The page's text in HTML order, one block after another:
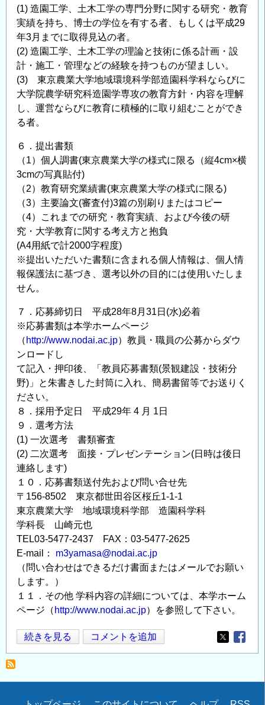
(1) 造園工学、土木工学の専門分野に関する研究・教育
実績を持ち、博士の学位を有する者、もしくは平成29
年3月までに取得見込の者。
(2) 造園工学、土木工学の理論と技術に係る計画・設
計・施工・管理などの経験を持つものが望ましい。
(3) 東京農業大学地域環境科学部造園科学科ならびに
大学院農学研究科造園学専攻の教育方針・内容を理解
し、運営ならびに教育に積極的に取り組むことができ
る者。
６．提出書類
（1）個人調書(東京農業大学の様式に限る（縦4cm×横
3cmの写真貼付)
（2）教育研究業績書(東京農業大学の様式に限る)
（3）主要論文(審査付)3篇の別刷りまたはコピー
（4）これまでの研究・教育実績、および今後の研
究・大学教育に関する考え方と抱負
(A4用紙で計2000字程度)
※提出いただいた書類に含まれる個人情報は、個人情
報保護法に基づき、選考以外の目的には使用いたしま
せん。
７．応募締切日 平成28年8月31日(水)必着
※応募書類は本学ホームページ
（ http://www.nodai.ac.jp）教員・職員の公募からダウ
ンロードし
て記入・押印後、「教員応募書類(景観建設・技術分
野)」と朱書きした封筒に入れ、簡易書留等でお送りく
ださい。
８．採用予定日 平成29年 4 月 1日
９．選考方法
(1) 一次選考 書類審査
(2) 二次選考 面接・プレゼンテーション(日時は後日
連絡します)
１０．応募書類送付先および問い合せ先
〒156-8502 東京都世田谷区桜丘1-1-1
東京農業大学 地域環境科学部 造園科学科
学科長 山崎元也
TEL03-5477-2437 FAX：03-5477-2625
E-mail： m3yamasa@nodai.ac.jp
（問い合わせはできるだけ書面またはメールでお願い
します。）
１１．その他 学科内容の詳細については、本学ホーム
ページ（ http://www.nodai.ac.jp）を参照して下さい。
教
員
公
続きを見る コメントを追加
Opens in